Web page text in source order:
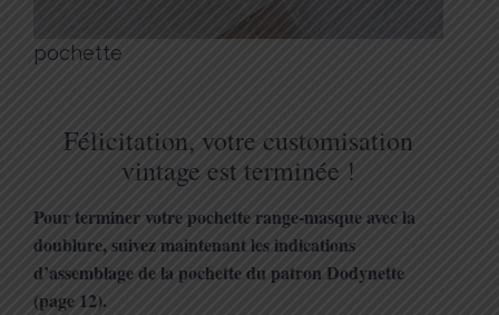
pochette
Félicitation, votre customisation
vintage est terminée !
Pour terminer votre pochette range-masque avec la
doublure, suivez maintenant les indications
d’assemblage de la pochette du patron Dodynette
(page 12).